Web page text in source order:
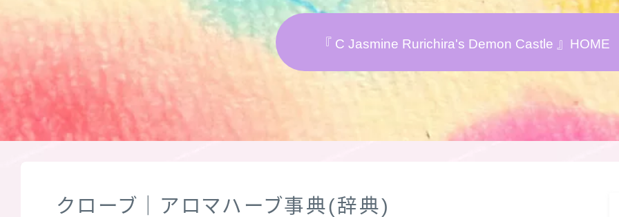
お知らせ
Cジャスミン瑠璃地楽の主な活動先リン
ク集
おすすめ商品＆レビュー
『 C Jasmine Rurichira's Demon Castle 』HOME
クローブ｜アロマハーブ事典(辞典)